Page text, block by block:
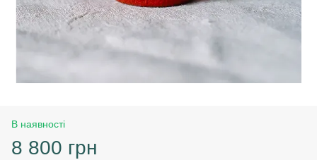
В наявності
8 800 грн